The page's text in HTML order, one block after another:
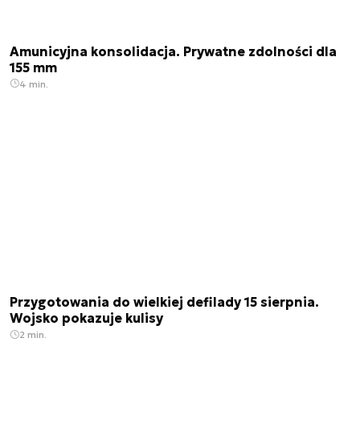
Amunicyjna konsolidacja. Prywatne zdolności dla
155 mm
4 min.
Przygotowania do wielkiej defilady 15 sierpnia.
Wojsko pokazuje kulisy
2 min.